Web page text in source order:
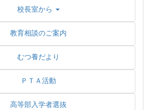
校長室から
教育相談のご案内
むつ養だより
ＰＴＡ活動
高等部入学者選抜